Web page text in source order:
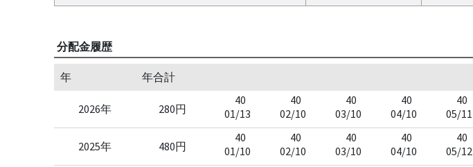
分配金履歴
年 年合計
2026年 280円
40
01/13
40
02/10
40
03/10
40
04/10
40
05/11
2025年 480円
40
01/10
40
02/10
40
03/10
40
04/10
40
05/12